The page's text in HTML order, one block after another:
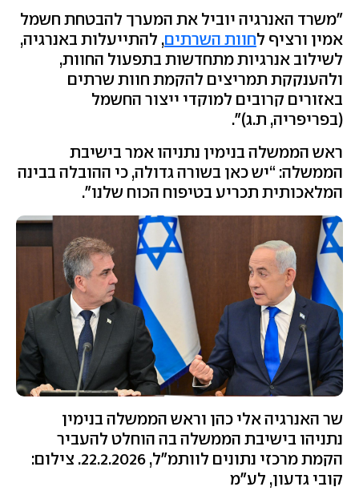
"משרד האנרגיה יוביל את המערך להבטחת חשמל
אמין ורציף לחוות השרתים, להתייעלות באנרגיה,
לשילוב אנרגיות מתחדשות בתפעול החוות,
ולהענקקת תמריצים להקמת חוות שרתים
באזורים קרובים למוקדי ייצור החשמל
(בפריפריה, ת.ג)".
ראש הממשלה בנימין נתניהו אמר בישיבת
הממשלה: “יש כאן בשורה גדולה, כי ההובלה בבינה
המלאכותית תכריע בטיפוח הכוח שלנו".
שר האנרגיה אלי כהן וראש הממשלה בנימין
נתניהו בישיבת הממשלה בה הוחלט להעביר
הקמת מרכזי נתונים לוותמ"ל, 22.2.2026. צילום:
קובי גדעון, לע"מ